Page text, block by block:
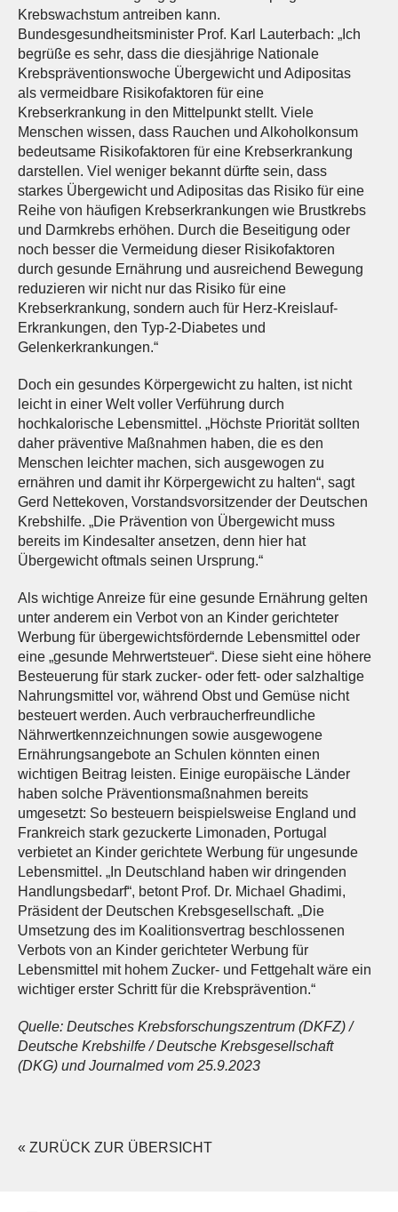
Krebswachstum antreiben kann.
Bundesgesundheitsminister Prof. Karl Lauterbach: „Ich
begrüße es sehr, dass die diesjährige Nationale
Krebspräventionswoche Übergewicht und Adipositas
als vermeidbare Risikofaktoren für eine
Krebserkrankung in den Mittelpunkt stellt. Viele
Menschen wissen, dass Rauchen und Alkoholkonsum
bedeutsame Risikofaktoren für eine Krebserkrankung
darstellen. Viel weniger bekannt dürfte sein, dass
starkes Übergewicht und Adipositas das Risiko für eine
Reihe von häufigen Krebserkrankungen wie Brustkrebs
und Darmkrebs erhöhen. Durch die Beseitigung oder
noch besser die Vermeidung dieser Risikofaktoren
durch gesunde Ernährung und ausreichend Bewegung
reduzieren wir nicht nur das Risiko für eine
Krebserkrankung, sondern auch für Herz-Kreislauf-
Erkrankungen, den Typ-2-Diabetes und
Gelenkerkrankungen.“
Doch ein gesundes Körpergewicht zu halten, ist nicht
leicht in einer Welt voller Verführung durch
hochkalorische Lebensmittel. „Höchste Priorität sollten
daher präventive Maßnahmen haben, die es den
Menschen leichter machen, sich ausgewogen zu
ernähren und damit ihr Körpergewicht zu halten“, sagt
Gerd Nettekoven, Vorstandsvorsitzender der Deutschen
Krebshilfe. „Die Prävention von Übergewicht muss
bereits im Kindesalter ansetzen, denn hier hat
Übergewicht oftmals seinen Ursprung.“
Als wichtige Anreize für eine gesunde Ernährung gelten
unter anderem ein Verbot von an Kinder gerichteter
Werbung für übergewichtsfördernde Lebensmittel oder
eine „gesunde Mehrwertsteuer“. Diese sieht eine höhere
Besteuerung für stark zucker- oder fett- oder salzhaltige
Nahrungsmittel vor, während Obst und Gemüse nicht
besteuert werden. Auch verbraucherfreundliche
Nährwertkennzeichnungen sowie ausgewogene
Ernährungsangebote an Schulen könnten einen
wichtigen Beitrag leisten. Einige europäische Länder
haben solche Präventionsmaßnahmen bereits
umgesetzt: So besteuern beispielsweise England und
Frankreich stark gezuckerte Limonaden, Portugal
verbietet an Kinder gerichtete Werbung für ungesunde
Lebensmittel. „In Deutschland haben wir dringenden
Handlungsbedarf“, betont Prof. Dr. Michael Ghadimi,
Präsident der Deutschen Krebsgesellschaft. „Die
Umsetzung des im Koalitionsvertrag beschlossenen
Verbots von an Kinder gerichteter Werbung für
Lebensmittel mit hohem Zucker- und Fettgehalt wäre ein
wichtiger erster Schritt für die Krebsprävention.“
Quelle: Deutsches Krebsforschungszentrum (DKFZ) /
Deutsche Krebshilfe / Deutsche Krebsgesellschaft
(DKG) und Journalmed vom 25.9.2023
« ZURÜCK ZUR ÜBERSICHT